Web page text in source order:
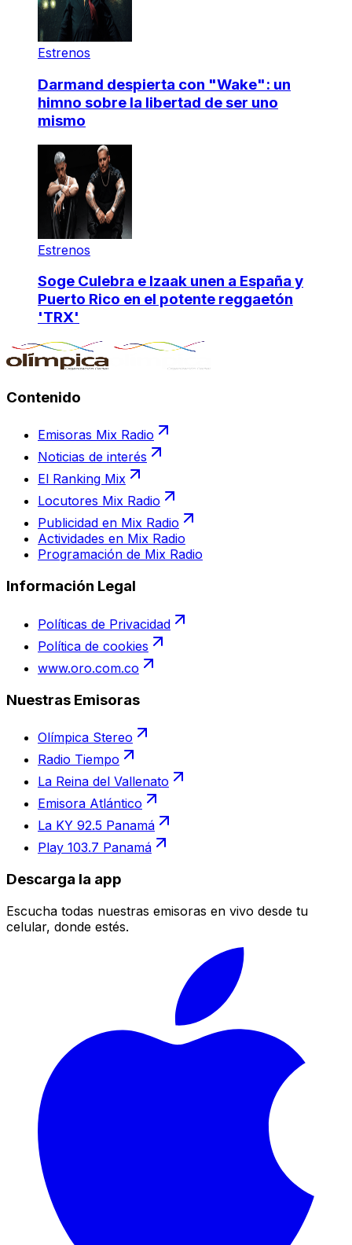
Estrenos
Darmand despierta con "Wake": un
himno sobre la libertad de ser uno
mismo
Estrenos
Soge Culebra e Izaak unen a España y
Puerto Rico en el potente reggaetón
'TRX'
Contenido
Emisoras Mix Radio
Noticias de interés
El Ranking Mix
Locutores Mix Radio
Publicidad en Mix Radio
Actividades en Mix Radio
Programación de Mix Radio
Información Legal
Políticas de Privacidad
Política de cookies
www.oro.com.co
Nuestras Emisoras
Olímpica Stereo
Radio Tiempo
La Reina del Vallenato
Emisora Atlántico
La KY 92.5 Panamá
Play 103.7 Panamá
Descarga la app
Escucha todas nuestras emisoras en vivo desde tu
celular, donde estés.